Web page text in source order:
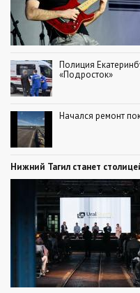
Полиция
«Подросток»
Начался ремонт
Нижний Тагил станет